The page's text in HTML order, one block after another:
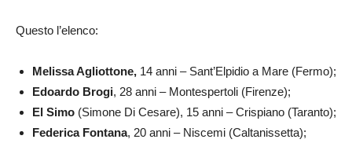
Questo l’elenco:
Melissa Agliottone, 14 anni – Sant’Elpidio a Mare (Fermo);
Edoardo Brogi, 28 anni – Montespertoli (Firenze);
El Simo (Simone Di Cesare), 15 anni – Crispiano (Taranto);
Federica Fontana, 20 anni – Niscemi (Caltanissetta);